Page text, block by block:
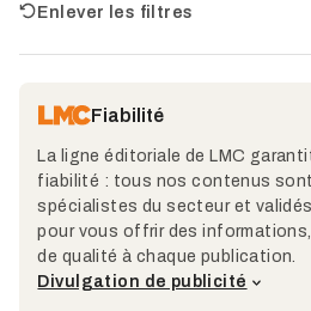
Enlever les filtres
Fiabilité
La ligne éditoriale de LMC
fiabilité : tous nos contenus
spécialistes du secteur et
pour vous offrir des
de qualité à chaque publication.
Divulgation de publicité